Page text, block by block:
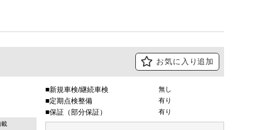
お気に入り追加
載
新規車検/継続車検 無し
定期点検整備 有り
保証（部分保証） 有り